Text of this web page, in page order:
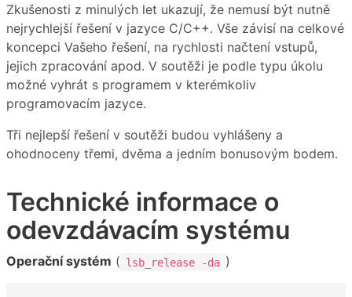
Zkušenosti z minulých let ukazují, že nemusí být nutně
nejrychlejší řešení v jazyce C/C++. Vše závisí na celkové
koncepci Vašeho řešení, na rychlosti načtení vstupů,
jejich zpracování apod. V soutěži je podle typu úkolu
možné vyhrát s programem v kterémkoliv
programovacím jazyce.
Tři nejlepší řešení v soutěži budou vyhlášeny a
ohodnoceny třemi, dvěma a jedním bonusovým bodem.
Technické informace o
odevzdávacím systému
Operační systém ( lsb_release -da )